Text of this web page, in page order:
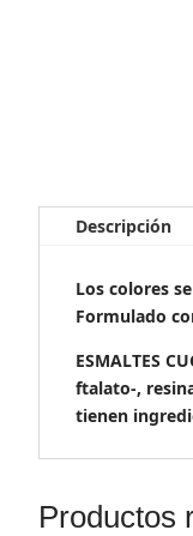
Descripción
Los colores
Formulado
ESMALTES
ftalato-,
tienen
Productos